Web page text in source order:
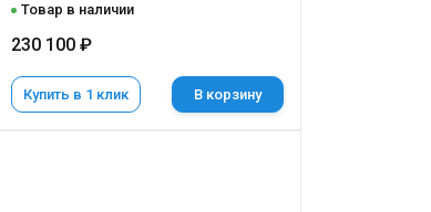
Товар в наличии
230 100 ₽
Купить в 1 клик В корзину